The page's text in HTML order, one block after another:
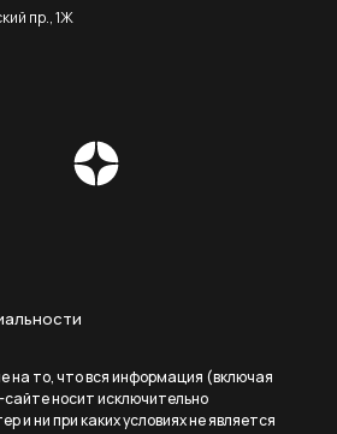
пр., 1Ж
на то, что вся информация (включая
носит исключительно
и ни при каких условиях не является